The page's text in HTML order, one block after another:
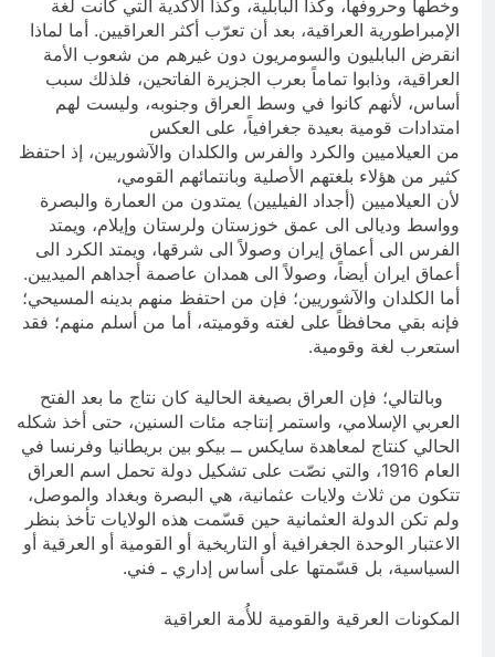
وخطها وحروفها، وكذا البابلية، وكذا الأكدية التي كانت لغة
الإمبراطورية العراقية، بعد أن تعرّب أكثر العراقيين. أما لماذا
انقرض البابليون والسومريون دون غيرهم من شعوب الأمة
العراقية، وذابوا تماماً بعرب الجزيرة الفاتحين، فلذلك سبب
أساس، لأنهم كانوا في وسط العراق وجنوبه، وليست لهم
امتدادات قومية بعيدة جغرافياً، على العكس
من العيلاميين والكرد والفرس والكلدان والآشوريين، إذ احتفظ
كثير من هؤلاء بلغتهم الأصلية وبانتمائهم القومي،
لأن العيلاميين (أجداد الفيليين) يمتدون من العمارة والبصرة
وواسط وديالى الى عمق خوزستان ولرستان وإيلام، ويمتد
الفرس الى أعماق إيران وصولاً الى شرقها، ويمتد الكرد الى
أعماق ايران أيضاً، وصولاً الى همدان عاصمة أجداهم الميديين.
أما الكلدان والآشوريين؛ فإن من احتفظ منهم بدينه المسيحي؛
فإنه بقي محافظاً على لغته وقوميته، أما من أسلم منهم؛ فقد
استعرب لغة وقومية.
وبالتالي؛ فإن العراق بصيغة الحالية كان نتاج ما بعد الفتح
العربي الإسلامي، واستمر إنتاجه مئات السنين، حتى أخذ شكله
الحالي كنتاج لمعاهدة سايكس ــ بيكو بين بريطانيا وفرنسا في
العام 1916، والتي نصّت على تشكيل دولة تحمل اسم العراق
تتكون من ثلاث ولايات عثمانية، هي البصرة وبغداد والموصل،
ولم تكن الدولة العثمانية حين قسّمت هذه الولايات تأخذ بنظر
الاعتبار الوحدة الجغرافية أو التاريخية أو القومية أو العرقية أو
السياسية، بل قسّمتها على أساس إداري ـ فني.
المكونات العرقية والقومية للأُمة العراقية